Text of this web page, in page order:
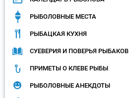
РЫБОЛОВНЫЕ МЕСТА
РЫБАЦКАЯ КУХНЯ
СУЕВЕРИЯ И ПОВЕРЬЯ РЫБАКОВ
ПРИМЕТЫ О КЛЕВЕ РЫБЫ
РЫБОЛОВНЫЕ АНЕКДОТЫ